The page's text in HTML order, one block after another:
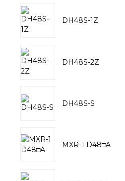
DH48S-1Z
DH48S-2Z
DH48S-S
MXR-1 D48□A